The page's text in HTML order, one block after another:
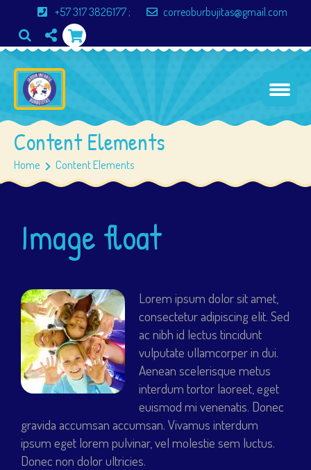
+57 317 3826177 ; correoburbujitas@gmail.com
Content Elements
Home Content Elements
Image float
Lorem ipsum dolor sit amet,
consectetur adipiscing elit. Sed
ac nibh id lectus tincidunt
vulputate ullamcorper in dui.
Aenean scelerisque metus
interdum tortor laoreet, eget
euismod mi venenatis. Donec
gravida accumsan accumsan. Vivamus interdum
ipsum eget lorem pulvinar, vel molestie sem luctus.
Donec non dolor ultricies.